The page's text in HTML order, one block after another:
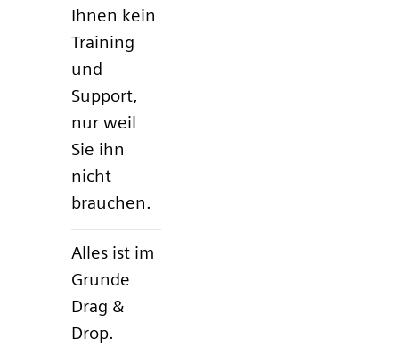
Ihnen kein
Training
und
Support,
nur weil
Sie ihn
nicht
brauchen.
Alles ist im
Grunde
Drag &
Drop.